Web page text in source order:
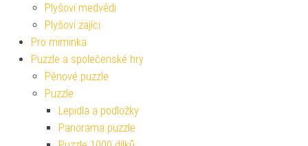
Plyšoví medvědi
Plyšoví zajíci
Pro miminka
Puzzle a společenské hry
Pěnové puzzle
Puzzle
Lepidla a podložky
Panorama puzzle